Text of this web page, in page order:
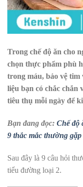
Trong chế độ ăn cho
chọn thực phẩm phù
trong máu, bảo vệ
liệu bạn có chắc chắn
tiêu thụ mỗi ngày để
Bạn đang đọc: Chế độ
9 thắc mắc thường gặp
Sau đây là 9 câu hỏi
tiểu đường loại 2.